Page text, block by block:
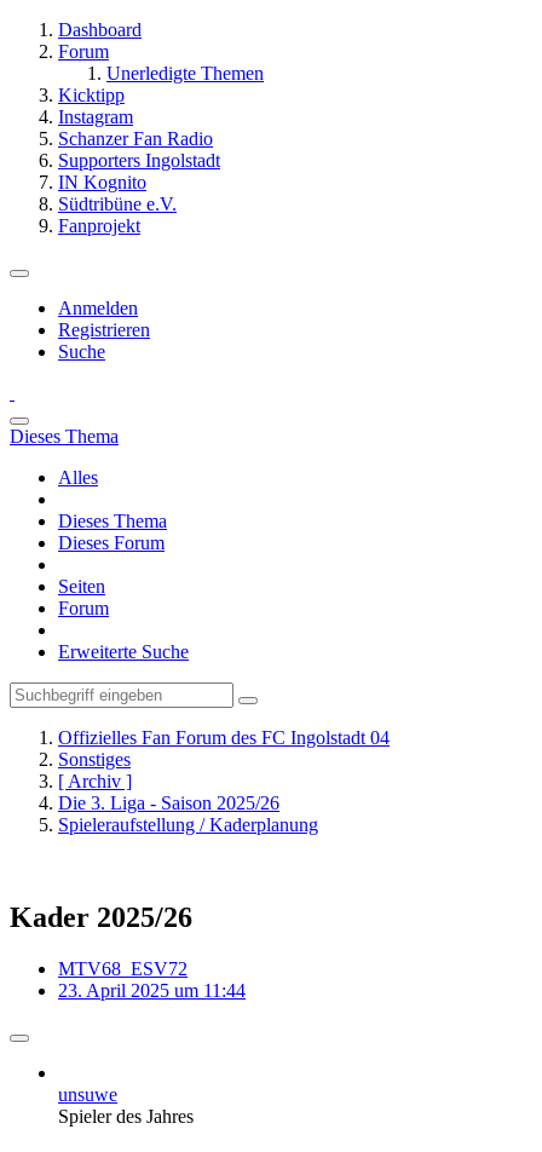
Dashboard
Forum
Unerledigte Themen
Kicktipp
Instagram
Schanzer Fan Radio
Supporters Ingolstadt
IN Kognito
Südtribüne e.V.
Fanprojekt
Anmelden
Registrieren
Suche
Dieses Thema
Alles
Dieses Thema
Dieses Forum
Seiten
Forum
Erweiterte Suche
Offizielles Fan Forum des FC Ingolstadt 04
Sonstiges
[ Archiv ]
Die 3. Liga - Saison 2025/26
Spieleraufstellung / Kaderplanung
Kader 2025/26
MTV68_ESV72
23. April 2025 um 11:44
unsuwe
Spieler des Jahres